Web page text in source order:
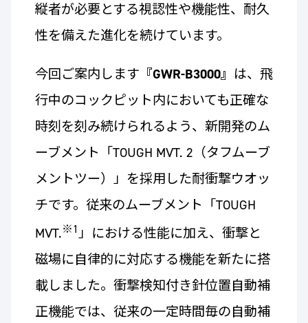
縦者が必要とする視認性や機能性、耐久
性を備えた進化を続けています。
今回ご案内します 『GWR-B3000』 は、飛
行中のコックピット内においても正確な
時刻を刻み続けられるよう、新開発のム
ーブメント「TOUGH MVT. 2（タフムーブ
メントツー）」を採用した耐衝撃ウオッ
チです。従来のムーブメント「TOUGH
MVT.※1」における性能に加え、衝撃と
磁場に自律的に対応する機能を新たに搭
載しました。衝撃検知付き針位置自動補
正機能では、従来の一定時間毎の自動補